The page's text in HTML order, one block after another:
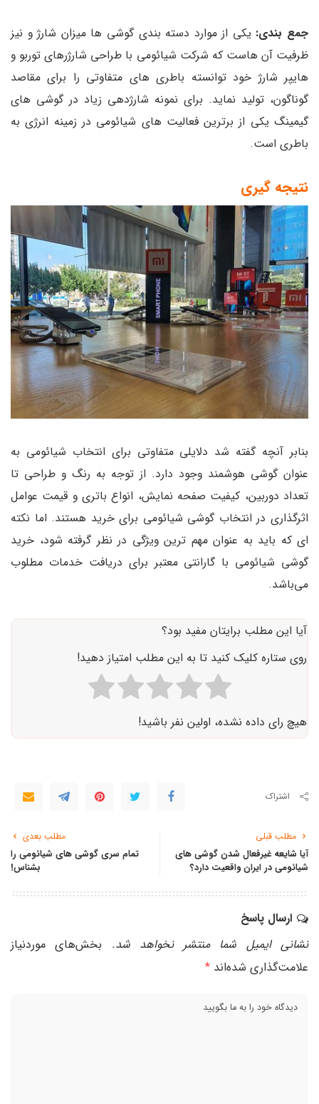
جمع بندی: یکی از موارد دسته بندی گوشی ها میزان شارژ و نیز
ظرفیت آن هاست که شرکت شیائومی با طراحی شارژرهای توربو و
هایپر شارژ خود توانسته باطری های متفاوتی را برای مقاصد
گوناگون، تولید نماید. برای نمونه شارژدهی زیاد در گوشی های
گیمینگ یکی از برترین فعالیت های شیائومی در زمینه انرژی به
باطری است.
نتیجه گیری
بنابر آنچه گفته شد دلایلی متفاوتی برای انتخاب شیائومی به
عنوان گوشی هوشمند وجود دارد. از توجه به رنگ و طراحی تا
تعداد دوربین، کیفیت صفحه نمایش، انواع باتری و قیمت عوامل
اثرگذاری در انتخاب گوشی شیائومی برای خرید هستند. اما نکته
ای که باید به عنوان مهم ترین ویژگی در نظر گرفته شود، خرید
گوشی شیائومی با گارانتی معتبر برای دریافت خدمات مطلوب
می‌باشد.
آیا این مطلب برایتان مفید بود؟
روی ستاره کلیک کنید تا به این مطلب امتیاز دهید!
هیچ رای داده نشده، اولین نفر باشید!
اشتراک
مطلب قبلی
آیا شایعه غیرفعال شدن گوشی های
شیائومی در ایران واقعیت دارد؟
مطلب بعدی
تمام سری گوشی ‌های شیائومی را
بشناس!
ارسال پاسخ
نشانی ایمیل شما منتشر نخواهد شد.
بخش‌های موردنیاز
علامت‌گذاری شده‌اند *